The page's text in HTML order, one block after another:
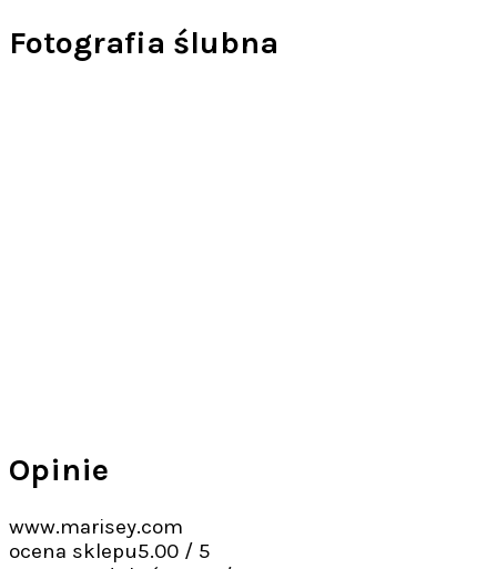
Fotografia ślubna
Opinie
www.marisey.com
ocena sklepu5.00 / 5